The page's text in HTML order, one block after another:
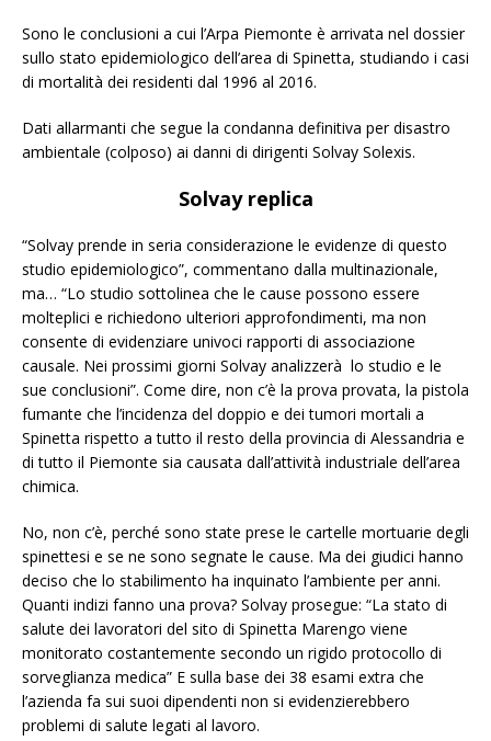
Sono le conclusioni a cui l’Arpa Piemonte è arrivata nel dossier
sullo stato epidemiologico dell’area di Spinetta, studiando i casi
di mortalità dei residenti dal 1996 al 2016.
Dati allarmanti che segue la condanna definitiva per disastro
ambientale (colposo) ai danni di dirigenti Solvay Solexis.
Solvay replica
“Solvay prende in seria considerazione le evidenze di questo
studio epidemiologico”, commentano dalla multinazionale,
ma… “Lo studio sottolinea che le cause possono essere
molteplici e richiedono ulteriori approfondimenti, ma non
consente di evidenziare univoci rapporti di associazione
causale. Nei prossimi giorni Solvay analizzerà lo studio e le
sue conclusioni”. Come dire, non c’è la prova provata, la pistola
fumante che l’incidenza del doppio e dei tumori mortali a
Spinetta rispetto a tutto il resto della provincia di Alessandria e
di tutto il Piemonte sia causata dall’attività industriale dell’area
chimica.
No, non c’è, perché sono state prese le cartelle mortuarie degli
spinettesi e se ne sono segnate le cause. Ma dei giudici hanno
deciso che lo stabilimento ha inquinato l’ambiente per anni.
Quanti indizi fanno una prova? Solvay prosegue: “La stato di
salute dei lavoratori del sito di Spinetta Marengo viene
monitorato costantemente secondo un rigido protocollo di
sorveglianza medica” E sulla base dei 38 esami extra che
l’azienda fa sui suoi dipendenti non si evidenzierebbero
problemi di salute legati al lavoro.